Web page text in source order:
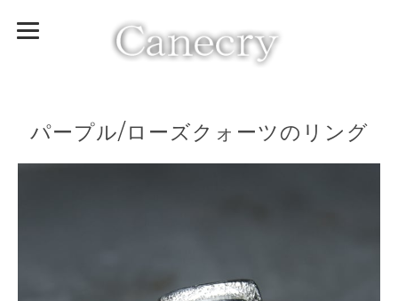
パープル/ローズクォーツのリング